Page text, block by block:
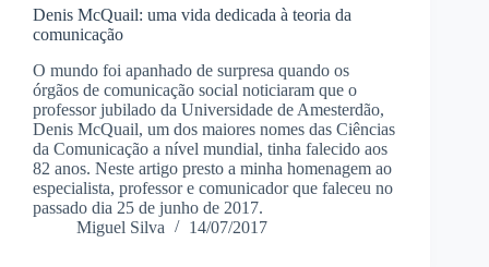
Denis McQuail: uma vida dedicada à teoria da
comunicação
O mundo foi apanhado de surpresa quando os
órgãos de comunicação social noticiaram que o
professor jubilado da Universidade de Amesterdão,
Denis McQuail, um dos maiores nomes das Ciências
da Comunicação a nível mundial, tinha falecido aos
82 anos. Neste artigo presto a minha homenagem ao
especialista, professor e comunicador que faleceu no
passado dia 25 de junho de 2017.
Miguel Silva
14/07/2017